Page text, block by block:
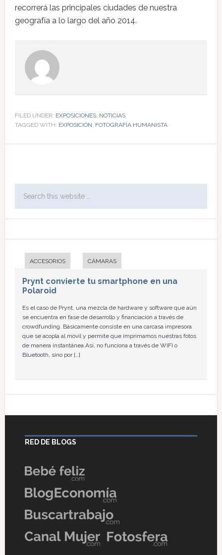
recorrerá las principales ciudades de nuestra
geografía a lo largo del año 2014.
FILED UNDER: EXPOSICIONES, NOTICIAS
TAGGED WITH: EXPOSICIÓN, FOTOGRAFÍA HUMANISTA
ACCESORIOS CÁMARAS
Prynt convierte tu smartphone en una
Polaroid
Es el caso de Prynt, una mezcla de hardware y software que aún
se encuentra en fase de desarrollo y financiación a través de
crowdfunding. Básicamente consiste en una carcasa impresora
que se acopla al móvil y permite que imprimamos nuestras fotos
de manera instantánea.Así, no funciona a través de WIFI o
Bluetooth, sino por […]
RED DE BLOGS